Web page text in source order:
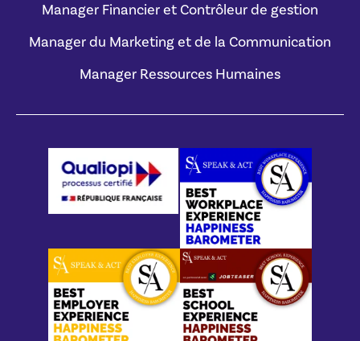
Manager Financier et Contrôleur de gestion
Manager du Marketing et de la Communication
Manager Ressources Humaines